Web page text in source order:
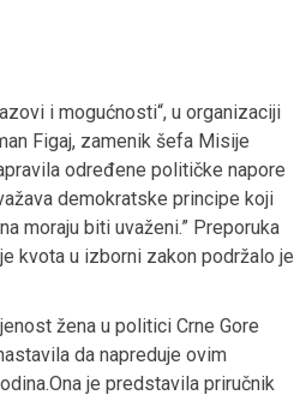
i mogućnosti“, u organizaciji
Figaj, zamenik šefa Misije
određene političke napore
demokratske principe koji
moraju biti uvaženi.” Preporuka
kvota u izborni zakon podržalo je
žena u politici Crne Gore
da napreduje ovim
je predstavila priručnik